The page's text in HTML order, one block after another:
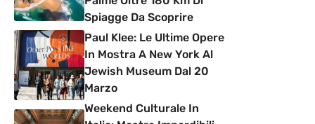
Spiagge Da Scoprire
Paul Klee: Le Ultime Opere
In Mostra A New York Al
Jewish Museum Dal 20
Marzo
Weekend Culturale In